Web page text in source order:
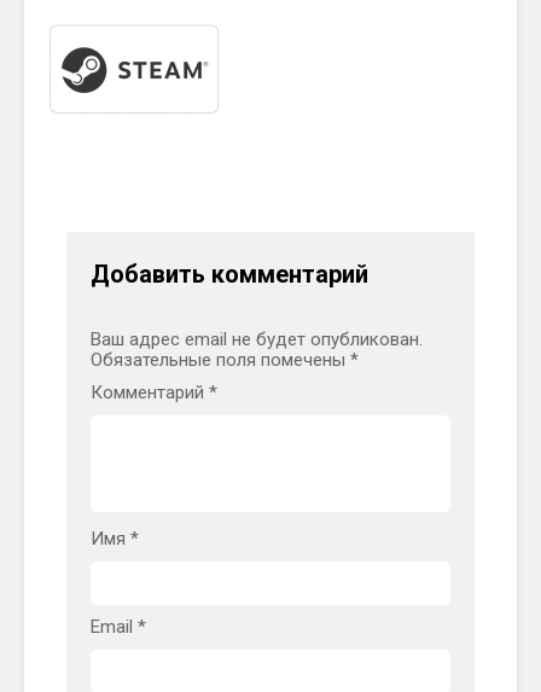
Добавить комментарий
Ваш адрес email не будет опубликован.
Обязательные поля помечены *
Комментарий *
Имя *
Email *